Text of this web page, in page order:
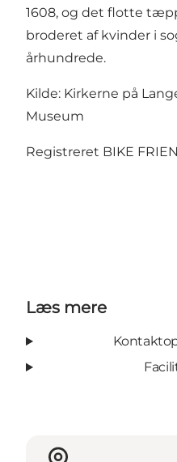
1608, og det flotte
broderet af kvinder i
århundrede.
Kilde: Kirkerne på
Museum
Registreret BIKE
Læs mere